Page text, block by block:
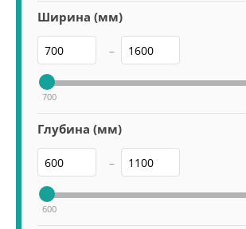
Ширина (мм)
–
700
Глубина (мм)
–
600